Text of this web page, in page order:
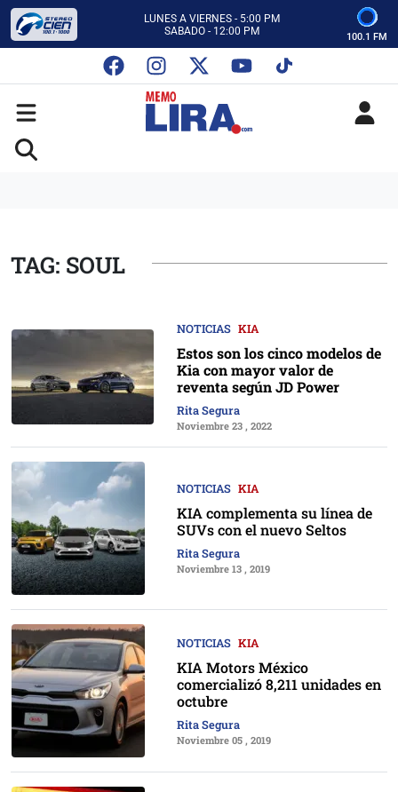
LUNES A VIERNES - 5:00 PM
SABADO - 12:00 PM
CON MEMO LIRA Y SU EQUIPO
LUNES A VIERNES - 5:00 PM
SABADO - 12:00 PM
100.1 FM
TAG: SOUL
NOTICIAS KIA
Estos son los cinco modelos de
Kia con mayor valor de
reventa según JD Power
Rita Segura
Noviembre 23 , 2022
NOTICIAS KIA
KIA complementa su línea de
SUVs con el nuevo Seltos
Rita Segura
Noviembre 13 , 2019
NOTICIAS KIA
KIA Motors México
comercializó 8,211 unidades en
octubre
Rita Segura
Noviembre 05 , 2019